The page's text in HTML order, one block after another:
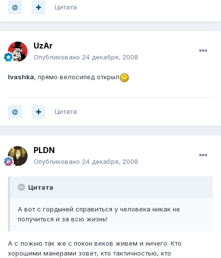
Цитата
UzAr
Опубликовано 24 декабря, 2008
Ivashka, прямо велосипед открыл
Цитата
PLDN
Опубликовано 24 декабря, 2008
Цитата
А вот с гордыней справиться у человека никак не
получиться и за всю жизнь!
А с ложью так же с покон веков живем и ничего. Кто
хорошими манерами зовет, кто тактичностью, кто